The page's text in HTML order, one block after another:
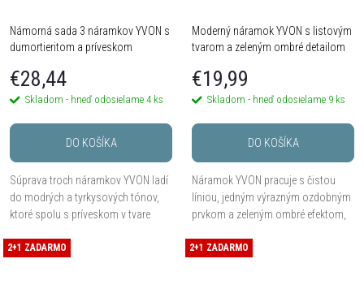
Námorná sada 3 náramkov YVON s
dumortieritom a príveskom
€28,44
Skladom - hneď odosielame 4 ks
DO KOŠÍKA
Súprava troch náramkov YVON ladí
do modrých a tyrkysových tónov,
ktoré spolu s príveskom v tvare
námorný charakter. Kombinácia
Moderný náramok YVON s listovým
tvarom a zeleným ombré detailom
€19,99
Skladom - hneď odosielame 9 ks
DO KOŠÍKA
Náramok YVON pracuje s čistou
líniou, jedným výrazným ozdobným
prvkom a zeleným ombré efektom,
farebný akcent. Hypoalergénny kov
2+1 ZADARMO 2+1 ZADARMO